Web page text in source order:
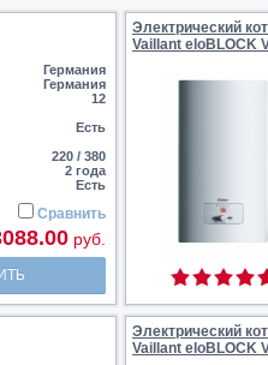
Германия
Германия
12
Есть
220 / 380
2 года
Есть
Сравнить
руб.
Электрический
Vaillant eloBLOCK
Электрический
Vaillant eloBLOCK